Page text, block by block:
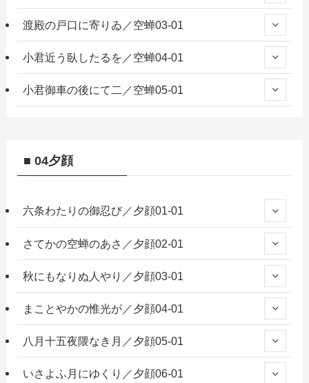
渡殿の戸口に寄りゐ／空蝉03-01
小君近う臥したるを／空蝉04-01
小君御車の後にて二／空蝉05-01
■ 04夕顔
六条わたりの御忍び／夕顔01-01
さてかの空蝉のあさ／夕顔02-01
秋にもなりぬ人やり／夕顔03-01
まことやかの惟光が／夕顔04-01
八月十五夜隈なき月／夕顔05-01
いさよふ月にゆくり／夕顔06-01